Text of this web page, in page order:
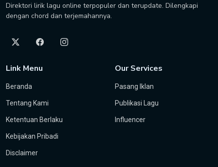
Direktori lirik lagu online terpopuler dan terupdate. Dilengkapi
dengan chord dan terjemahannya.
Link Menu
Beranda
Tentang Kami
Ketentuan Berlaku
Kebijakan Pribadi
Disclaimer
Our Services
Pasang Iklan
Publikasi Lagu
Influencer